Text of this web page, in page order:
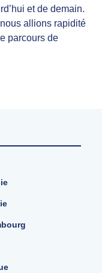
et de demain.
allions rapidité
parcours de